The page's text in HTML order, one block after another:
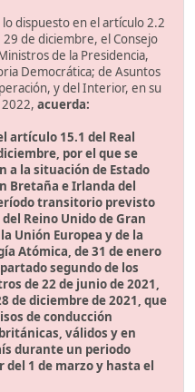
dispuesto en el artículo 2.2
de diciembre, el Consejo
de la Presidencia,
Democrática; de Asuntos
y del Interior, en su
acuerda:
artículo 15.1 del Real
por el que se
a la situación de Estado
Bretaña e Irlanda del
transitorio previsto
Reino Unido de Gran
Unión Europea y de la
Atómica, de 31 de enero
segundo de los
de 22 de junio de 2021,
de diciembre de 2021, que
de conducción
válidos y en
durante un periodo
del 1 de marzo y hasta el